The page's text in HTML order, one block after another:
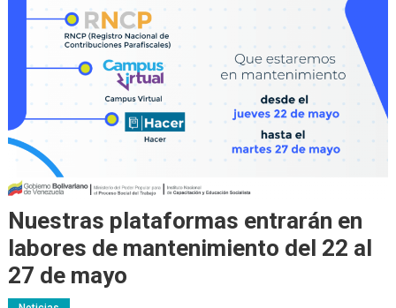
Nuestras plataformas entrarán en
labores de mantenimiento del 22 al
27 de mayo